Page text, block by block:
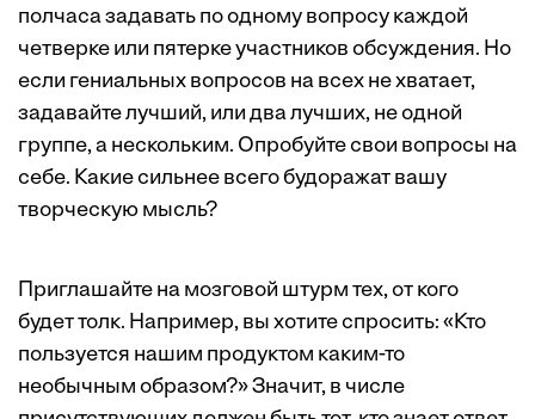
полчаса задавать по одному вопросу каждой
четверке или пятерке участников обсуждения. Но
если гениальных вопросов на всех не хватает,
задавайте лучший, или два лучших, не одной
группе, а нескольким. Опробуйте свои вопросы на
себе. Какие сильнее всего будоражат вашу
творческую мысль?
Приглашайте на мозговой штурм тех, от кого
будет толк. Например, вы хотите спросить: «Кто
пользуется нашим продуктом каким-то
необычным образом?» Значит, в числе